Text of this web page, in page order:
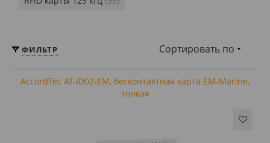
ФИЛЬТР Сортировать по
AccordTec AT-ID02-EM, бесконтактная карта EM-Marine,
тонкая